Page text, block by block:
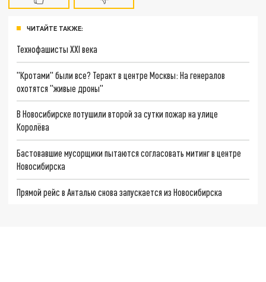
ЧИТАЙТЕ ТАКЖЕ:
Технофашисты XXI века
"Кротами" были все? Теракт в центре Москвы: На генералов
охотятся "живые дроны"
В Новосибирске потушили второй за сутки пожар на улице
Королёва
Бастовавшие мусорщики пытаются согласовать митинг в центре
Новосибирска
Прямой рейс в Анталью снова запускается из Новосибирска